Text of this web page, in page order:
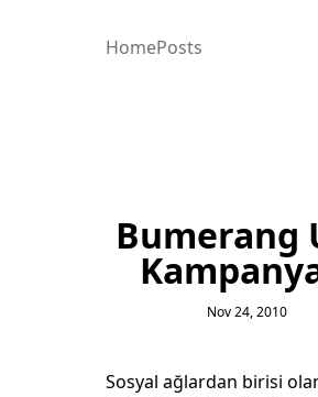
HomePosts
Bumerang
Nov 24, 2010
Sosyal ağlardan birisi